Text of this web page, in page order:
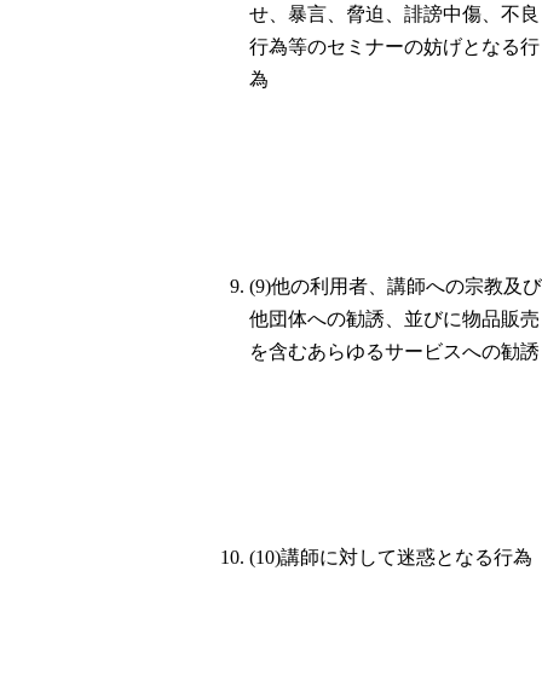
せ、暴言、脅迫、誹謗中傷、不良
行為等のセミナーの妨げとなる行
為
(9)他の利用者、講師への宗教及び
他団体への勧誘、並びに物品販売
を含むあらゆるサービスへの勧誘
(10)講師に対して迷惑となる行為